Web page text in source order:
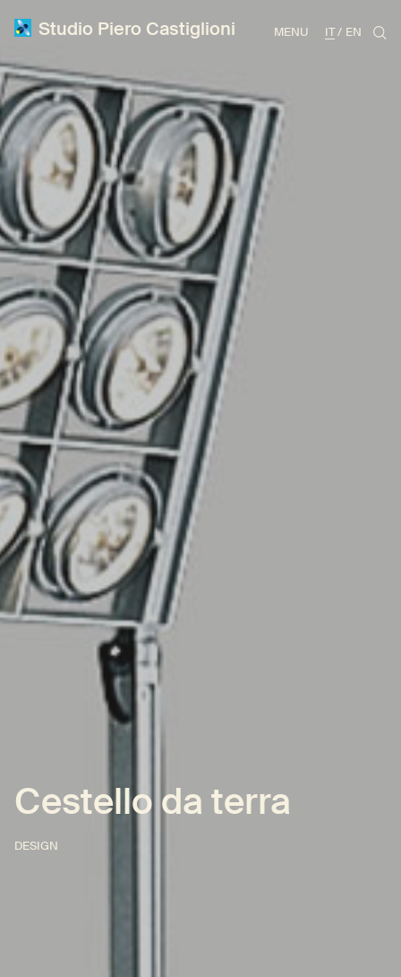
Studio Piero Castiglioni MENU IT EN
Cestello da terra
DESIGN